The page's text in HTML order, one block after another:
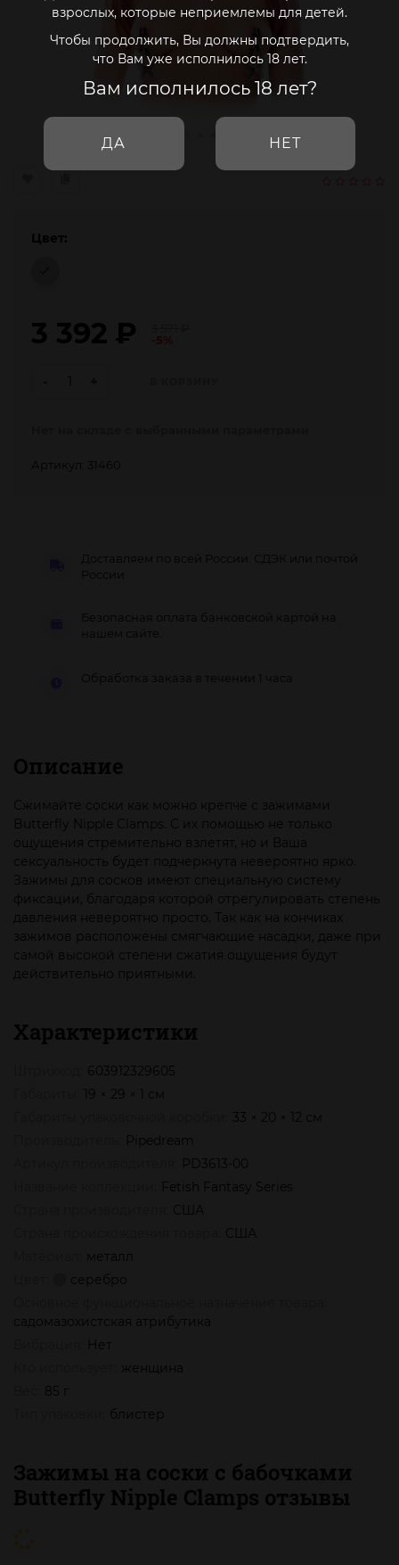
взрослых, которые неприемлемы для детей.
Чтобы продолжить, Вы должны подтвердить,
что Вам уже исполнилось 18 лет.
Вам исполнилось 18 лет?
ДА НЕТ
Цвет:
3 392 ₽
Артикул: 31460
Доставляем по всей России: СДЭК или почтой
Безопасная оплата банковской картой на
нашем сайте.
Обработка заказа в течении 1 часа
Описание
Сжимайте соски как можно крепче с зажимами
Butterfly Nipple Clamps. С их помощью не только
ощущения стремительно взлетят, но и Ваша
сексуальность будет подчеркнута невероятно ярко.
Зажимы для сосков имеют специальную систему
фиксации, благодаря которой отрегулировать степень
давления невероятно просто. Так как на кончиках
зажимов расположены смягчающие насадки, даже при
самой высокой степени сжатия ощущения будут
действительно приятными.
Характеристики
603912329605
19 × 29 × 1 см
33 × 20 × 12 см
Pipedream
PD3613-00
Fetish Fantasy Series
США
США
металл
серебро
садомазохистская атрибутика
Нет
женщина
85 г
блистер
Зажимы на соски с бабочками
Butterfly Nipple Clamps отзывы